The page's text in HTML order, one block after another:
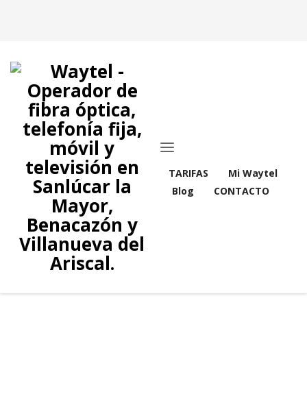
TARIFAS
Mi Waytel
Blog
CONTACTO